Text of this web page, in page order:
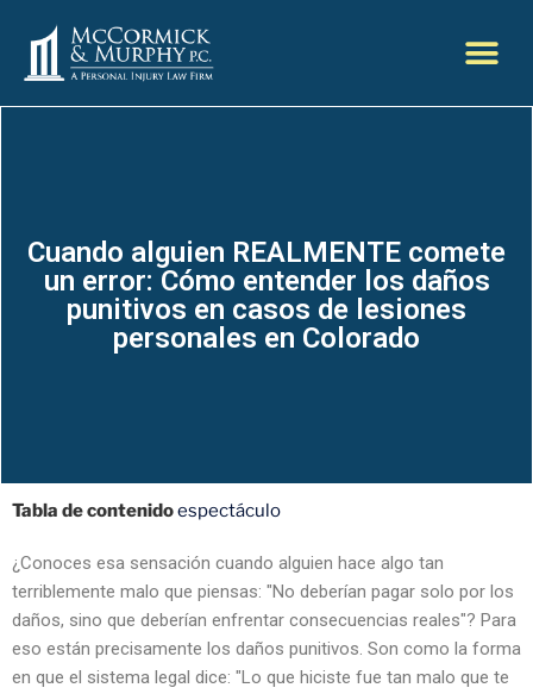
Cuando alguien REALMENTE comete
un error: Cómo entender los daños
punitivos en casos de lesiones
personales en Colorado
Tabla de contenidoespectáculo
¿Conoces esa sensación cuando alguien hace algo tan
terriblemente malo que piensas: "No deberían pagar solo por los
daños, sino que deberían enfrentar consecuencias reales"? Para
eso están precisamente los daños punitivos. Son como la forma
en que el sistema legal dice: "Lo que hiciste fue tan malo que te